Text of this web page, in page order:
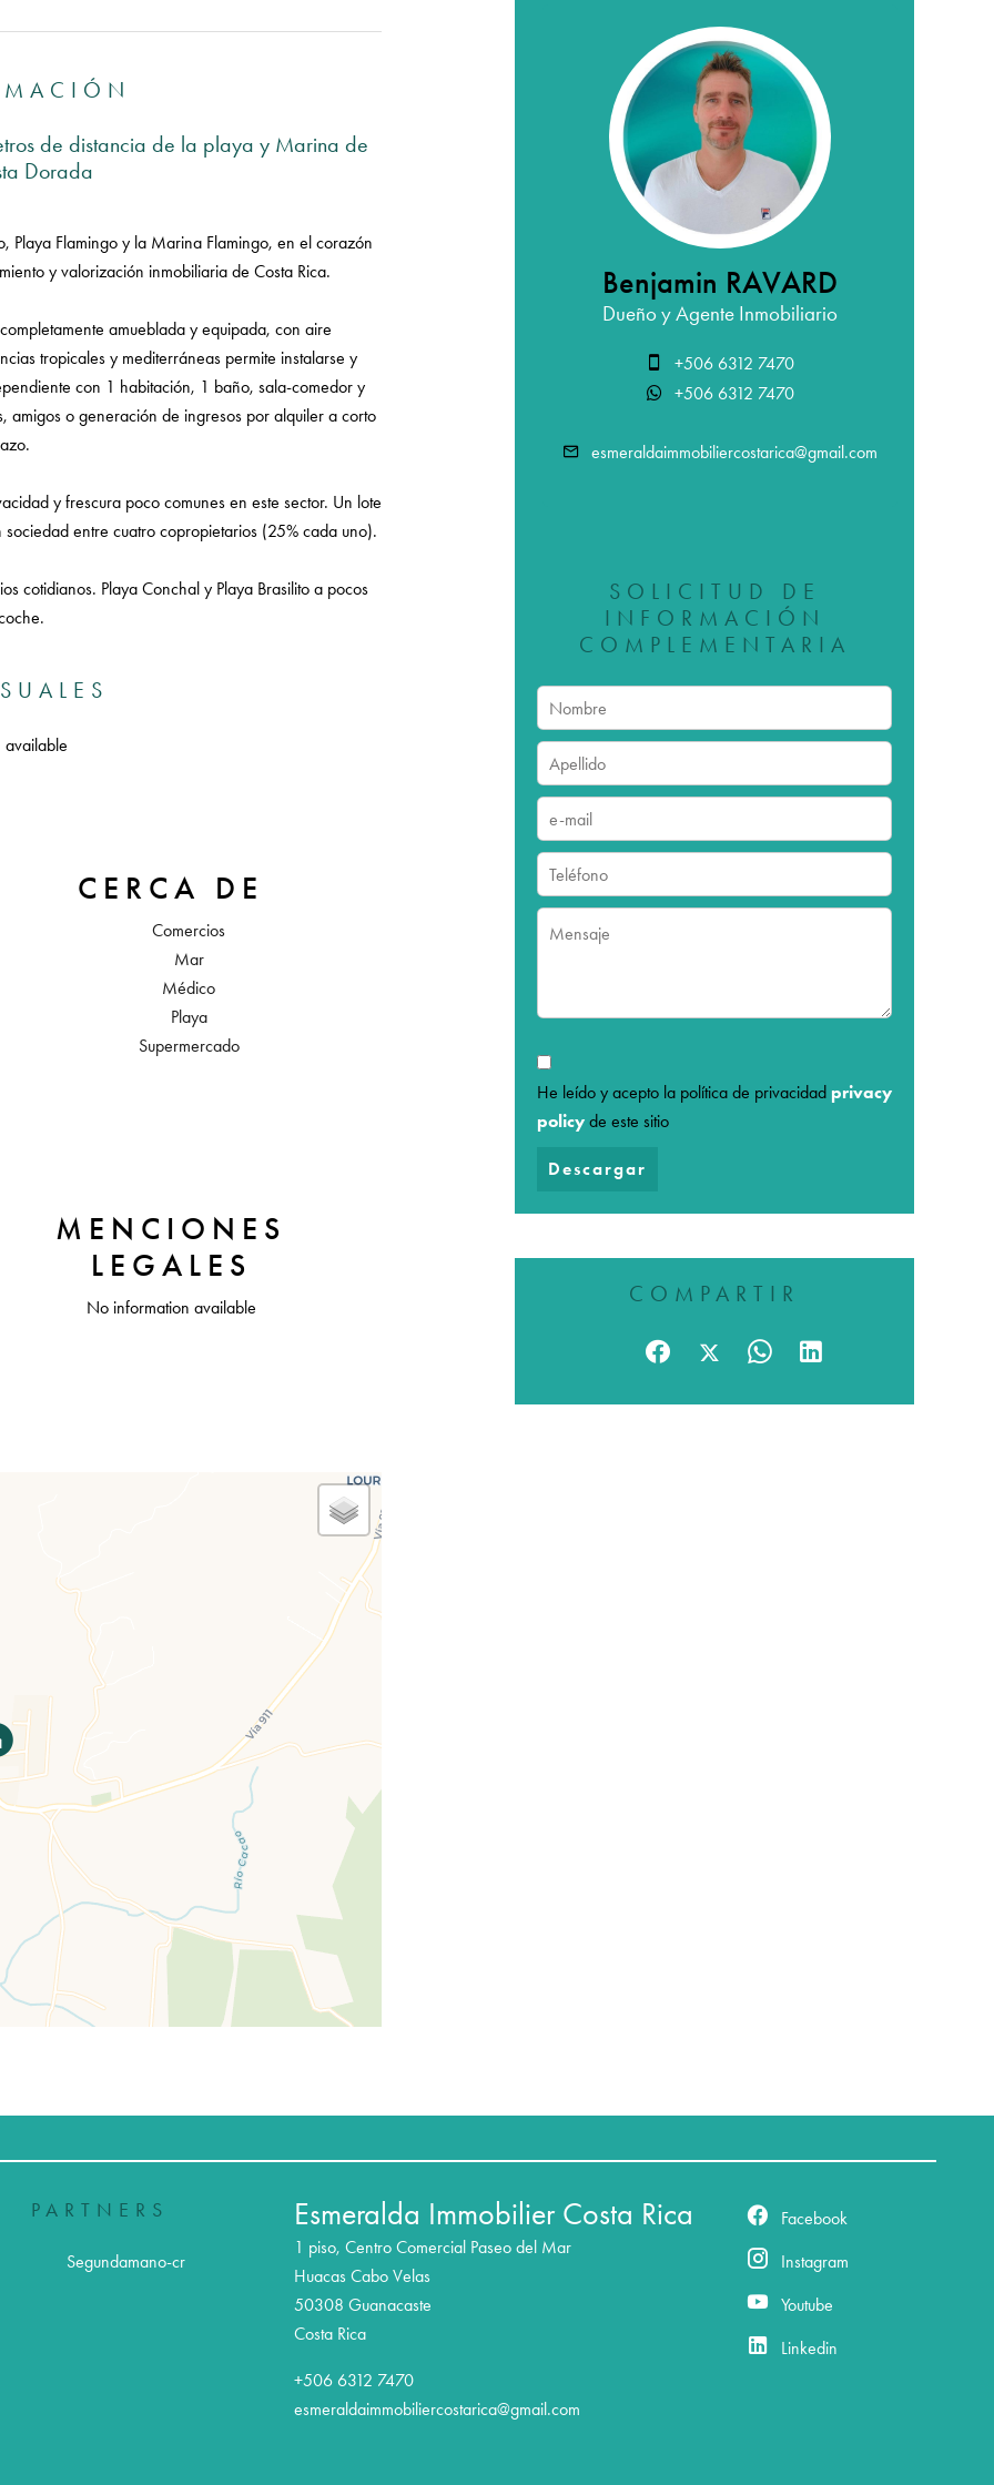
de distancia de la playa y Marina de
Dorada
Playa Flamingo y la Marina Flamingo, en el corazón
y valorización inmobiliaria de Costa Rica.
amueblada y equipada, con aire
tropicales y mediterráneas permite instalarse y
con 1 habitación, 1 baño, sala-comedor y
o generación de ingresos por alquiler a corto
y frescura poco comunes en este sector. Un lote
entre cuatro copropietarios (25% cada uno).
cotidianos. Playa Conchal y Playa Brasilito a pocos
CERCA DE
Comercios
Mar
Médico
Playa
Supermercado
MENCIONES
LEGALES
No information available
Benjamin RAVARD
Dueño y Agente Inmobiliario
+506 6312 7470
+506 6312 7470
esmeraldaimmobiliercostarica@gmail.com
SOLICITUD DE
INFORMACIÓN
COMPLEMENTARIA
He leído y acepto la política de privacidad privacy
policy de este sitio
Descargar
COMPARTIR
PARTNERS
Segundamano-cr
Esmeralda Immobilier Costa Rica
1 piso, Centro Comercial Paseo del Mar
Huacas Cabo Velas
50308 Guanacaste
Costa Rica
+506 6312 7470
esmeraldaimmobiliercostarica@gmail.com
Facebook
Instagram
Youtube
Linkedin